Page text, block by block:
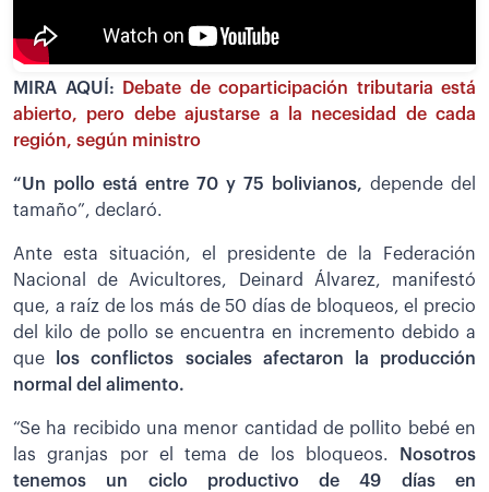
MIRA AQUÍ:
Debate de coparticipación tributaria está
abierto, pero debe ajustarse a la necesidad de cada
región, según ministro
“Un pollo está entre 70 y 75 bolivianos, depende del
tamaño”, declaró.
Ante esta situación, el presidente de la Federación
Nacional de Avicultores, Deinard Álvarez, manifestó
que, a raíz de los más de 50 días de bloqueos, el precio
del kilo de pollo se encuentra en incremento debido a
que
los conflictos sociales afectaron la producción
normal del alimento.
“Se ha recibido una menor cantidad de pollito bebé en
las granjas por el tema de los bloqueos.
Nosotros
tenemos un ciclo productivo de 49 días en